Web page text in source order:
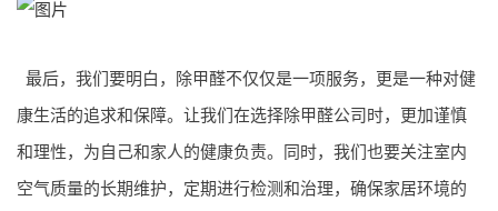
最后，我们要明白，除甲醛不仅仅是一项服务，更是一种对健
康生活的追求和保障。让我们在选择除甲醛公司时，更加谨慎
和理性，为自己和家人的健康负责。同时，我们也要关注室内
空气质量的长期维护，定期进行检测和治理，确保家居环境的